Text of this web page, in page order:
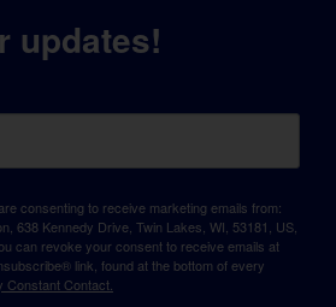
updates!
consenting to receive marketing emails from:
638 Kennedy Drive, Twin Lakes, WI, 53181, US,
can revoke your consent to receive emails at
link, found at the bottom of every
Constant Contact.